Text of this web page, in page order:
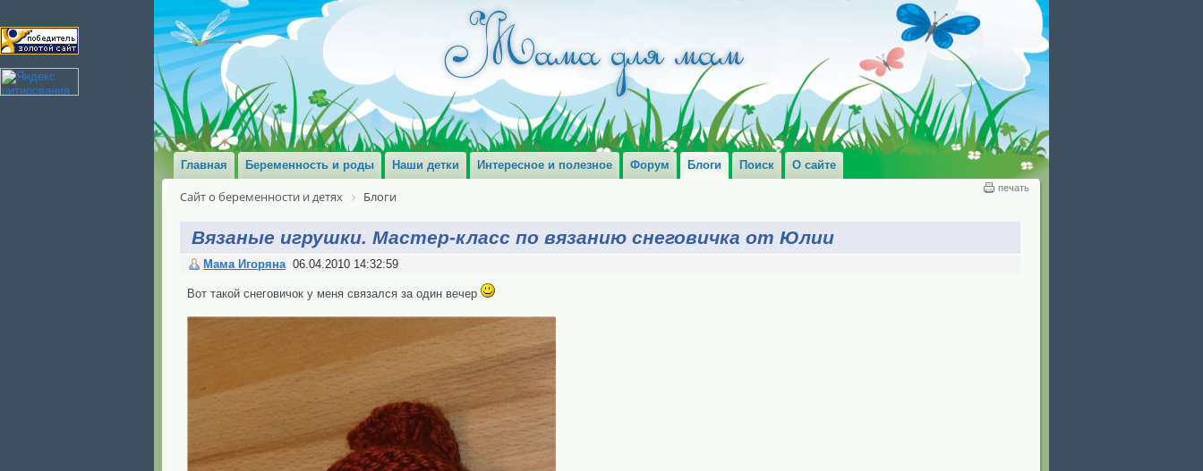
Главная Беременность и роды Наши детки Интересное и полезное Форум Блоги Поиск О сайте
печать
Сайт о беременности и детях Блоги
Вязаные игрушки. Мастер-класс по вязанию снеговичка от Юлии
Мама Игоряна 06.04.2010 14:32:59
Вот такой снеговичок у меня связался за один вечер